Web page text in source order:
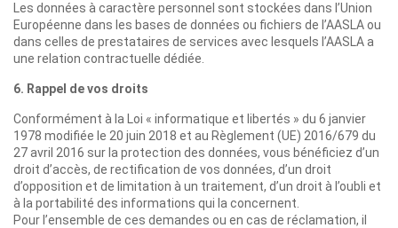
Les données à caractère personnel sont stockées dans l’Union
Européenne dans les bases de données ou fichiers de l’AASLA ou
dans celles de prestataires de services avec lesquels l’AASLA a
une relation contractuelle dédiée.
6. Rappel de vos droits
Conformément à la Loi « informatique et libertés » du 6 janvier
1978 modifiée le 20 juin 2018 et au Règlement (UE) 2016/679 du
27 avril 2016 sur la protection des données, vous bénéficiez d’un
droit d’accès, de rectification de vos données, d’un droit
d’opposition et de limitation à un traitement, d’un droit à l’oubli et
à la portabilité des informations qui la concernent.
Pour l’ensemble de ces demandes ou en cas de réclamation, il